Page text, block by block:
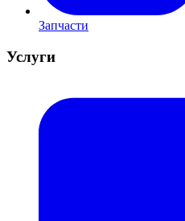
Запчасти
Услуги